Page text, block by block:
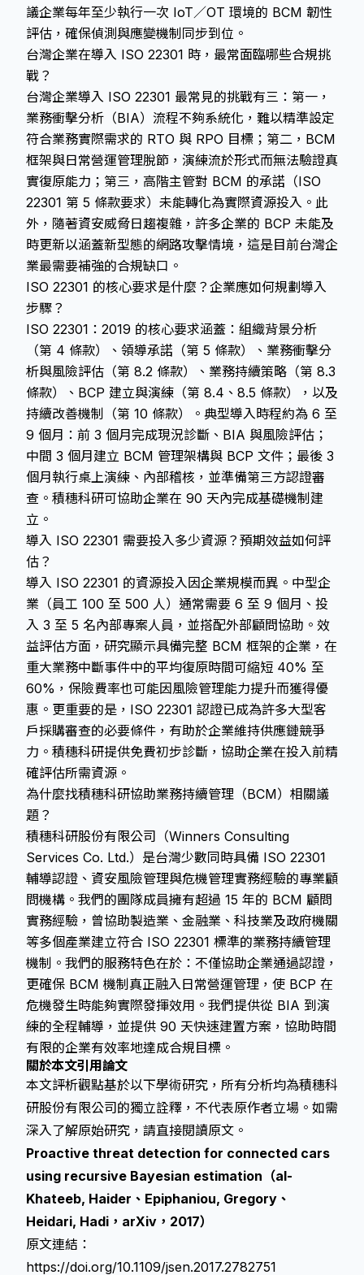
議企業每年至少執行一次 IoT／OT 環境的 BCM 韌性
評估，確保偵測與應變機制同步到位。
台灣企業在導入 ISO 22301 時，最常面臨哪些合規挑
戰？
台灣企業導入 ISO 22301 最常見的挑戰有三：第一，
業務衝擊分析（BIA）流程不夠系統化，難以精準設定
符合業務實際需求的 RTO 與 RPO 目標；第二，BCM
框架與日常營運管理脫節，演練流於形式而無法驗證真
實復原能力；第三，高階主管對 BCM 的承諾（ISO
22301 第 5 條款要求）未能轉化為實際資源投入。此
外，隨著資安威脅日趨複雜，許多企業的 BCP 未能及
時更新以涵蓋新型態的網路攻擊情境，這是目前台灣企
業最需要補強的合規缺口。
ISO 22301 的核心要求是什麼？企業應如何規劃導入
步驟？
ISO 22301：2019 的核心要求涵蓋：組織背景分析
（第 4 條款）、領導承諾（第 5 條款）、業務衝擊分
析與風險評估（第 8.2 條款）、業務持續策略（第 8.3
條款）、BCP 建立與演練（第 8.4、8.5 條款），以及
持續改善機制（第 10 條款）。典型導入時程約為 6 至
9 個月：前 3 個月完成現況診斷、BIA 與風險評估；
中間 3 個月建立 BCM 管理架構與 BCP 文件；最後 3
個月執行桌上演練、內部稽核，並準備第三方認證審
查。積穗科研可協助企業在 90 天內完成基礎機制建
立。
導入 ISO 22301 需要投入多少資源？預期效益如何評
估？
導入 ISO 22301 的資源投入因企業規模而異。中型企
業（員工 100 至 500 人）通常需要 6 至 9 個月、投
入 3 至 5 名內部專案人員，並搭配外部顧問協助。效
益評估方面，研究顯示具備完整 BCM 框架的企業，在
重大業務中斷事件中的平均復原時間可縮短 40% 至
60%，保險費率也可能因風險管理能力提升而獲得優
惠。更重要的是，ISO 22301 認證已成為許多大型客
戶採購審查的必要條件，有助於企業維持供應鏈競爭
力。積穗科研提供免費初步診斷，協助企業在投入前精
確評估所需資源。
為什麼找積穗科研協助業務持續管理（BCM）相關議
題？
積穗科研股份有限公司（Winners Consulting
Services Co. Ltd.）是台灣少數同時具備 ISO 22301
輔導認證、資安風險管理與危機管理實務經驗的專業顧
問機構。我們的團隊成員擁有超過 15 年的 BCM 顧問
實務經驗，曾協助製造業、金融業、科技業及政府機關
等多個產業建立符合 ISO 22301 標準的業務持續管理
機制。我們的服務特色在於：不僅協助企業通過認證，
更確保 BCM 機制真正融入日常營運管理，使 BCP 在
危機發生時能夠實際發揮效用。我們提供從 BIA 到演
練的全程輔導，並提供 90 天快速建置方案，協助時間
有限的企業有效率地達成合規目標。
關於本文引用論文
本文評析觀點基於以下學術研究，所有分析均為積穗科
研股份有限公司的獨立詮釋，不代表原作者立場。如需
深入了解原始研究，請直接閱讀原文。
Proactive threat detection for connected cars
using recursive Bayesian estimation（al-
Khateeb, Haider、Epiphaniou, Gregory、
Heidari, Hadi，arXiv，2017）
原文連結：
https://doi.org/10.1109/jsen.2017.2782751